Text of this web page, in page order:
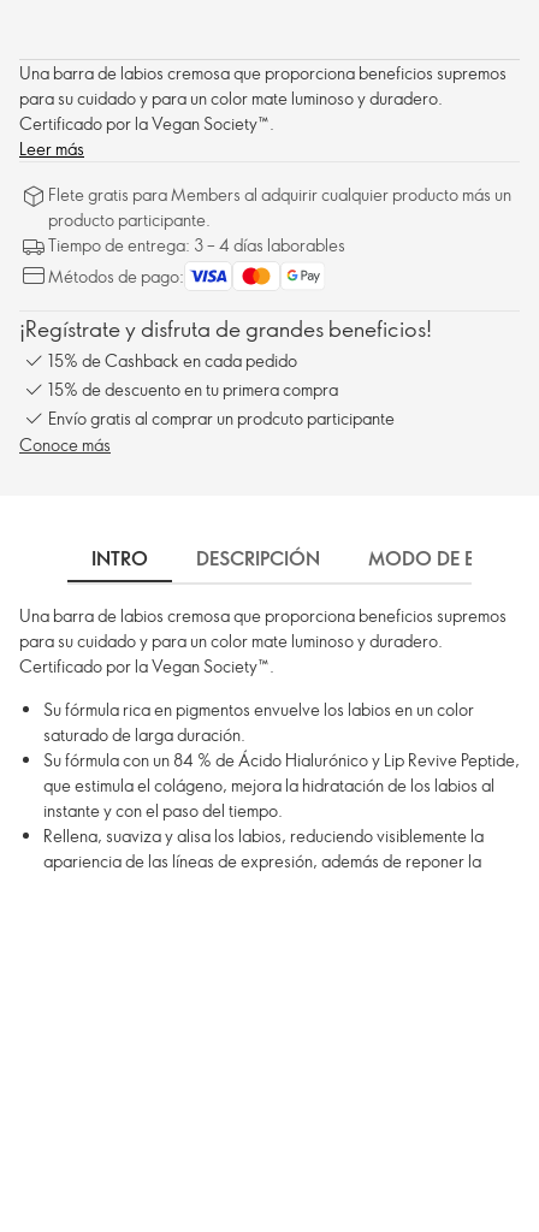
Una barra de labios cremosa que proporciona beneficios supremos
para su cuidado y para un color mate luminoso y duradero.
Certificado por la Vegan Society™.
Leer más
Flete gratis para Members al adquirir cualquier producto más un
producto participante.
Tiempo de entrega: 3 – 4 días laborables
Métodos de pago:
¡Regístrate y disfruta de grandes beneficios!
15% de Cashback en cada pedido
15% de descuento en tu primera compra
Envío gratis al comprar un prodcuto participante
Conoce más
INTRO DESCRIPCIÓN MODO DE EMPLEO
Una barra de labios cremosa que proporciona beneficios supremos
para su cuidado y para un color mate luminoso y duradero.
Certificado por la Vegan Society™.
Su fórmula rica en pigmentos envuelve los labios en un color
saturado de larga duración.
Su fórmula con un 84 % de Ácido Hialurónico y Lip Revive Peptide,
que estimula el colágeno, mejora la hidratación de los labios al
instante y con el paso del tiempo.
Rellena, suaviza y alisa los labios, reduciendo visiblemente la
apariencia de las líneas de expresión, además de reponer la